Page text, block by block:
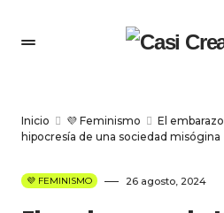
Inicio 💜 Feminismo
El
hipocresía de una sociedad misógina
💜 FEMINISMO 26 agosto, 2024